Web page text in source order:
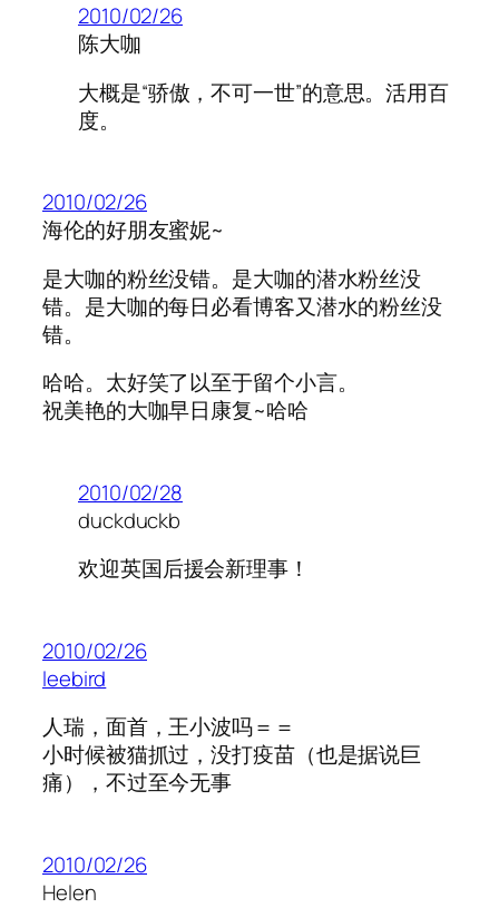
2010/02/26
陈大咖
大概是“骄傲，不可一世”的意思。活用百
度。
2010/02/26
海伦的好朋友蜜妮~
是大咖的粉丝没错。是大咖的潜水粉丝没
错。是大咖的每日必看博客又潜水的粉丝没
错。
哈哈。太好笑了以至于留个小言。
祝美艳的大咖早日康复~哈哈
2010/02/28
duckduckb
欢迎英国后援会新理事！
2010/02/26
leebird
人瑞，面首，王小波吗＝＝
小时候被猫抓过，没打疫苗（也是据说巨
痛），不过至今无事
2010/02/26
Helen